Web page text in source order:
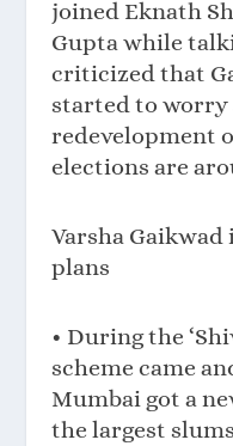
joined Eknath
Gupta while
criticized that
started to worry
redevelopment
elections are
Varsha Gaikwad
plans
• During the
scheme came
Mumbai got a
the largest